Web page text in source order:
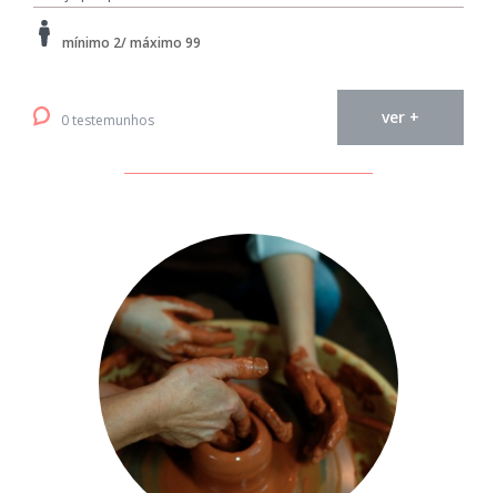
mínimo 2/ máximo 99
0 testemunhos ver +